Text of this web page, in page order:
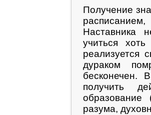
Получение
Наставника
учиться
реализуется
дураком
бесконечен.
получить
разума,